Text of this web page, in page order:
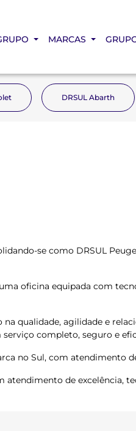
MARCAS
DRSUL Abarth
se como DRSUL
oficina equipada com
qualidade, agilidade e
completo, seguro e
no Sul, com atendimento
de excelência,